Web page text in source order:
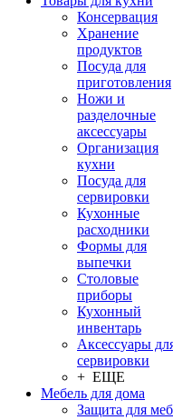
Консервация
Хранение
продуктов
Посуда для
приготовления
Ножи и
разделочные
аксессуары
Организация
кухни
Посуда для
сервировки
Кухонные
расходники
Формы для
выпечки
Столовые
приборы
Кухонный
инвентарь
Аксессуары
сервировки
+ ЕЩЕ
Мебель для дома
Защита для